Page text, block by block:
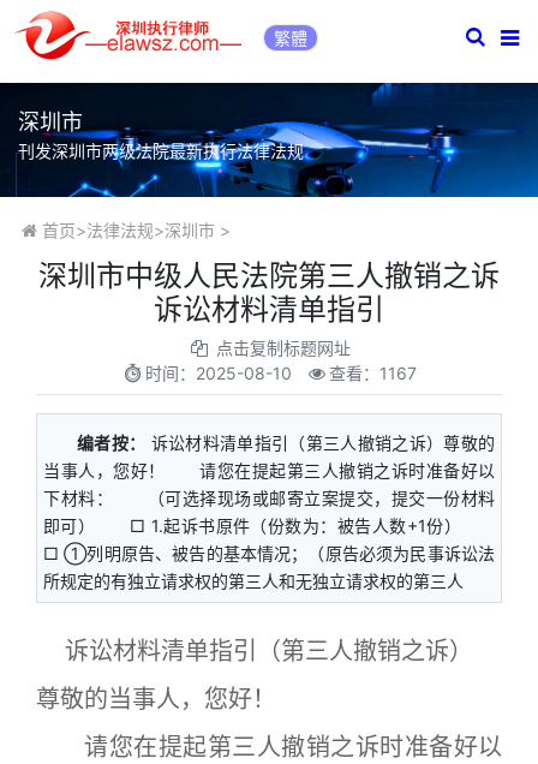
繁體
深圳市
刊发深圳市两级法院最新执行法律法规
首页>法律法规>深圳市>
深圳市中级人民法院第三人撤销之诉
诉讼材料清单指引
点击复制标题网址
时间： 2025-08-10 查看：1167
编者按：
诉讼材料清单指引（第三人撤销之诉）尊敬的
当事人，您好！ 请您在提起第三人撤销之诉时准备好以
下材料： （可选择现场或邮寄立案提交，提交一份材料
即可） □ 1.起诉书原件（份数为：被告人数+1份）
□ ①列明原告、被告的基本情况；（原告必须为民事诉讼法
所规定的有独立请求权的第三人和无独立请求权的第三人
诉讼材料清单指引（第三人撤销之诉）
尊敬的当事人，您好！
请您在提起第三人撤销之诉时准备好以